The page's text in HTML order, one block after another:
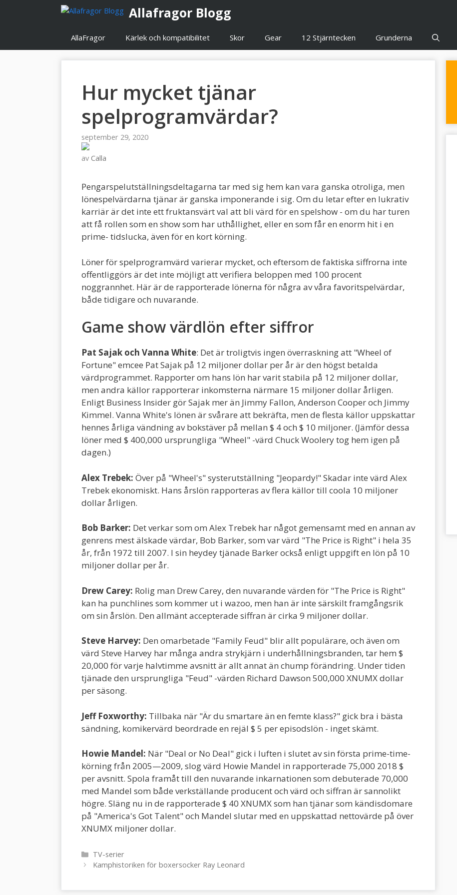
Allafragor Blogg
AllaFragor Kärlek och kompatibilitet Skor Gear 12 Stjärntecken Grunderna
Hur mycket tjänar
spelprogramvärdar?
september 29, 2020
av Calla
Pengarspelutställningsdeltagarna tar med sig hem kan vara ganska otroliga, men
lönespelvärdarna tjänar är ganska imponerande i sig. Om du letar efter en lukrativ
karriär är det inte ett fruktansvärt val att bli värd för en spelshow - om du har turen
att få rollen som en show som har uthållighet, eller en som får en enorm hit i en
prime- tidslucka, även för en kort körning.
Löner för spelprogramvärd varierar mycket, och eftersom de faktiska siffrorna inte
offentliggörs är det inte möjligt att verifiera beloppen med 100 procent
noggrannhet. Här är de rapporterade lönerna för några av våra favoritspelvärdar,
både tidigare och nuvarande.
Game show värdlön efter siffror
Pat Sajak och Vanna White: Det är troligtvis ingen överraskning att "Wheel of
Fortune" emcee Pat Sajak på 12 miljoner dollar per år är den högst betalda
värdprogrammet. Rapporter om hans lön har varit stabila på 12 miljoner dollar,
men andra källor rapporterar inkomsterna närmare 15 miljoner dollar årligen.
Enligt Business Insider gör Sajak mer än Jimmy Fallon, Anderson Cooper och Jimmy
Kimmel. Vanna White's lönen är svårare att bekräfta, men de flesta källor uppskattar
hennes årliga vändning av bokstäver på mellan $ 4 och $ 10 miljoner. (Jämför dessa
löner med $ 400,000 ursprungliga "Wheel" -värd Chuck Woolery tog hem igen på
dagen.)
Alex Trebek: Över på "Wheel's" systerutställning "Jeopardy!" Skadar inte värd Alex
Trebek ekonomiskt. Hans årslön rapporteras av flera källor till coola 10 miljoner
dollar årligen.
Bob Barker: Det verkar som om Alex Trebek har något gemensamt med en annan av
genrens mest älskade värdar, Bob Barker, som var värd "The Price is Right" i hela 35
år, från 1972 till 2007. I sin heydey tjänade Barker också enligt uppgift en lön på 10
miljoner dollar per år.
Drew Carey: Rolig man Drew Carey, den nuvarande värden för "The Price is Right"
kan ha punchlines som kommer ut i wazoo, men han är inte särskilt framgångsrik
om sin årslön. Den allmänt accepterade siffran är cirka 9 miljoner dollar.
Steve Harvey: Den omarbetade "Family Feud" blir allt populärare, och även om
värd Steve Harvey har många andra strykjärn i underhållningsbranden, tar hem $
20,000 för varje halvtimme avsnitt är allt annat än chump förändring. Under tiden
tjänade den ursprungliga "Feud" -värden Richard Dawson 500,000 XNUMX dollar
per säsong.
Jeff Foxworthy: Tillbaka när "Är du smartare än en femte klass?" gick bra i bästa
sändning, komikervärd beordrade en rejäl $ 5 per episodslön - inget skämt.
Howie Mandel: När "Deal or No Deal" gick i luften i slutet av sin första prime-time-
körning från 2005—2009, slog värd Howie Mandel in rapporterade 75,000 2018 $
per avsnitt. Spola framåt till den nuvarande inkarnationen som debuterade 70,000
med Mandel som både verkställande producent och värd och siffran är sannolikt
högre. Släng nu in de rapporterade $ 40 XNUMX som han tjänar som kändisdomare
på "America's Got Talent" och Mandel slutar med en uppskattad nettovärde på över
XNUMX miljoner dollar.
Kategorier
TV-serier
Inläggsnavigering
Kamphistoriken för boxersocker Ray Leonard